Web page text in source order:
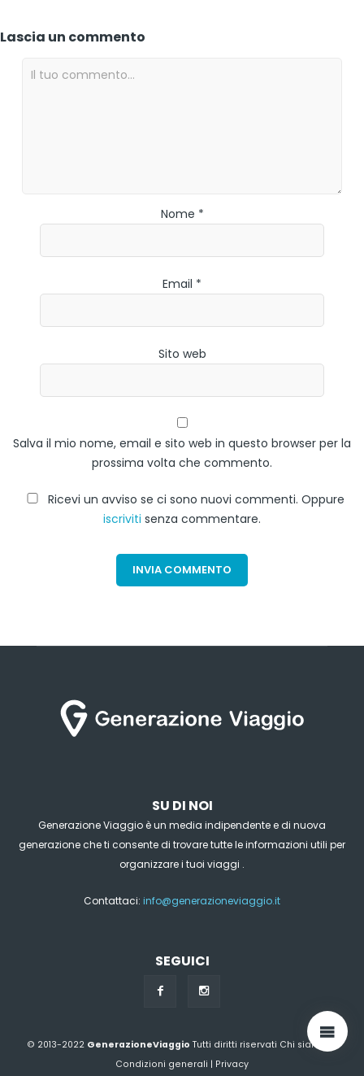
Lascia un commento
Nome *
Email *
Sito web
Salva il mio nome, email e sito web in questo browser per la
prossima volta che commento.
Ricevi un avviso se ci sono nuovi commenti. Oppure
iscriviti senza commentare.
SU DI NOI
Generazione Viaggio è un media indipendente e di nuova
generazione che ti consente di trovare tutte le informazioni utili per
organizzare i tuoi viaggi .
Contattaci: info@generazioneviaggio.it
SEGUICI
© 2013-2022 GenerazioneViaggio Tutti diritti riservati Chi siamo?
Condizioni generali | Privacy